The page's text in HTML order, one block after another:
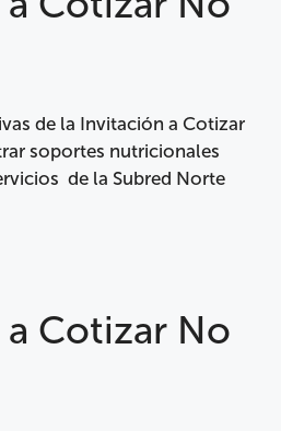
de la Invitación a Cotizar
soportes nutricionales
de la Subred Norte
Cotizar No